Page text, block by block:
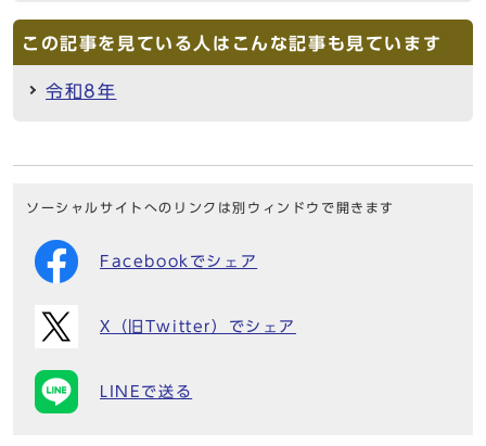
この記事を見ている人はこんな記事も見ています
令和8年
ソーシャルサイトへのリンクは別ウィンドウで開きます
Facebookでシェア
X（旧Twitter）でシェア
LINEで送る